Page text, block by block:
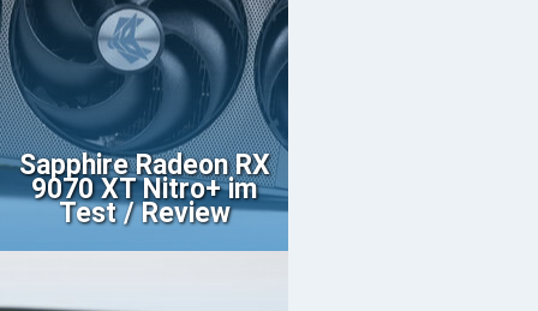
Sapphire Radeon RX
9070 XT Nitro+ im
Test / Review